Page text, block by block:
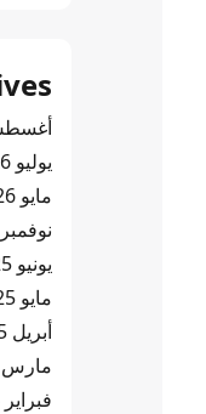
أغسطس
يوليو 2026
مايو 2026
نوفمبر 2025
يونيو 2025
مايو 2025
أبريل 2025
مارس 2025
فبراير 2025